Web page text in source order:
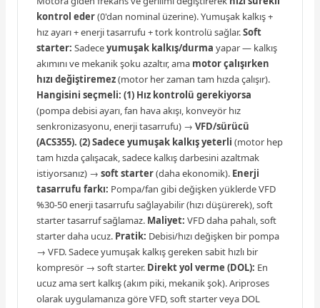
kontrol eder(0'dan nominal üzerine). Yumuşak kalkış +
hız ayarı + enerji tasarrufu + tork kontrolü sağlar.Soft
starter: Sadeceyumuşak kalkış/durma yapar — kalkış
akımını ve mekanik şoku azaltır, ama motor çalışırken
hızı değiştiremez(motor her zaman tam hızda çalışır).
Hangisini seçmeli: (1) Hız kontrolü gerekiyorsa
(pompa debisi ayarı, fan hava akışı, konveyör hız
senkronizasyonu, enerji tasarrufu) → VFD/sürücü
(ACS355). (2) Sadece yumuşak kalkış yeterli (motor hep
tam hızda çalışacak, sadece kalkış darbesini azaltmak
istiyorsanız) → soft starter(daha ekonomik). Enerji
tasarrufu farkı: Pompa/fan gibi değişken yüklerde VFD
%30-50 enerji tasarrufu sağlayabilir (hızı düşürerek), soft
starter tasarruf sağlamaz. Maliyet: VFD daha pahalı, soft
starter daha ucuz. Pratik: Debisi/hızı değişken bir pompa
→ VFD. Sadece yumuşak kalkış gereken sabit hızlı bir
kompresör → soft starter. Direkt yol verme (DOL): En
ucuz ama sert kalkış (akım piki, mekanik şok). Ariproses
olarak uygulamanıza göre VFD, soft starter veya DOL